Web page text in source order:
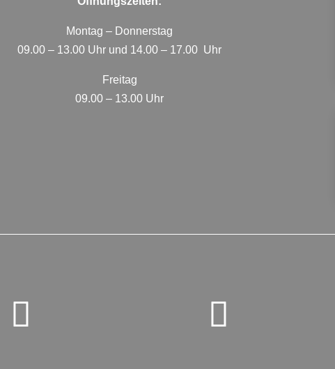
Montag – Donnerstag
09.00 – 13.00 Uhr und 14.00 – 17.00 Uhr
Freitag
09.00 – 13.00 Uhr